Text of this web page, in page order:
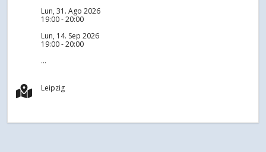
Lun, 31. Ago 2026
19:00 - 20:00
Lun, 14. Sep 2026
19:00 - 20:00
...
Leipzig